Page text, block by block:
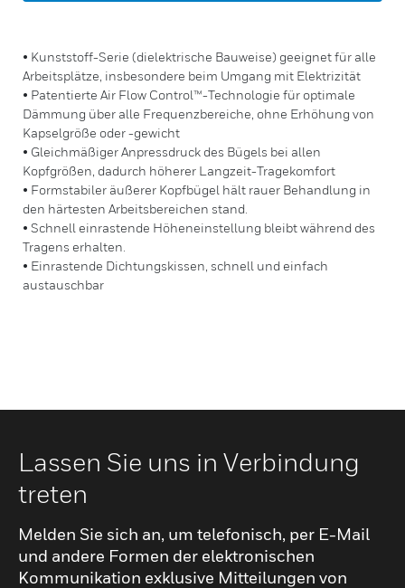
• Kunststoff-Serie (dielektrische Bauweise) geeignet für alle
Arbeitsplätze, insbesondere beim Umgang mit Elektrizität
• Patentierte Air Flow Control™-Technologie für optimale
Dämmung über alle Frequenzbereiche, ohne Erhöhung von
Kapselgröße oder -gewicht
• Gleichmäßiger Anpressdruck des Bügels bei allen
Kopfgrößen, dadurch höherer Langzeit-Tragekomfort
• Formstabiler äußerer Kopfbügel hält rauer Behandlung in
den härtesten Arbeitsbereichen stand.
• Schnell einrastende Höheneinstellung bleibt während des
Tragens erhalten.
• Einrastende Dichtungskissen, schnell und einfach
austauschbar
Lassen Sie uns in Verbindung
treten
Melden Sie sich an, um telefonisch, per E-Mail
und andere Formen der elektronischen
Kommunikation exklusive Mitteilungen von